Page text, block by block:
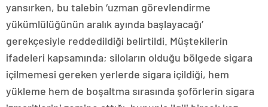
yansırken, bu talebin ‘uzman görevlendirme
yükümlülüğünün aralık ayında başlayacağı’
gerekçesiyle reddedildiği belirtildi. Müştekilerin
ifadeleri kapsamında; siloların olduğu bölgede sigara
içilmemesi gereken yerlerde sigara içildiği, hem
yükleme hem de boşaltma sırasında şoförlerin sigara